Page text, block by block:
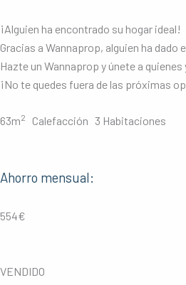
¡Alguien ha encontrado su hogar ideal!
Gracias a Wannaprop, alguien ha
Hazte un Wannaprop y únete a
¡No te quedes fuera de las próximas
63m2 Calefacción 3 Habitaciones
Ahorro mensual:
554€
VENDIDO